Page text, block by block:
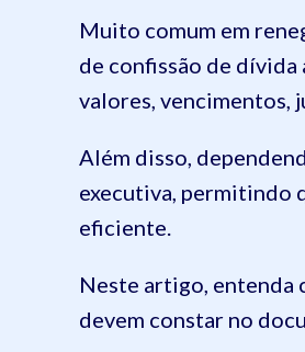
Muito comum em
de confissão de
valores, vencimentos,
Além disso,
executiva, permitindo
eficiente.
Neste artigo, entenda
devem constar no